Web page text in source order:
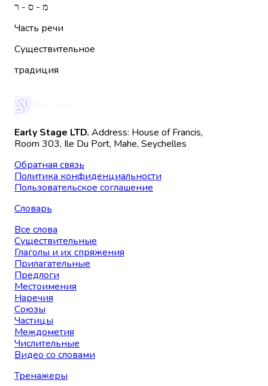
מ - ס - ר
Часть речи
Существительное
традиция
Early Stage LTD. Address: House of Francis,
Room 303, Ile Du Port, Mahe, Seychelles
Обратная связь
Политика конфиденциальности
Пользовательское соглашение
Словарь
Все слова
Существительные
Глаголы и их спряжения
Прилагательные
Предлоги
Местоимения
Наречия
Союзы
Частицы
Междометия
Числительные
Видео со словами
Тренажеры